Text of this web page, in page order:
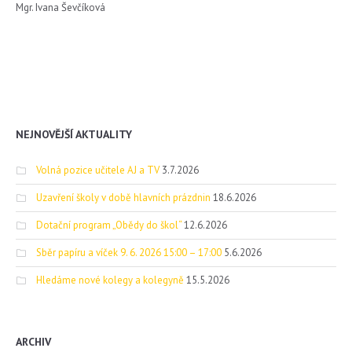
Mgr. Ivana Ševčíková
NEJNOVĚJŠÍ AKTUALITY
Volná pozice učitele AJ a TV 3.7.2026
Uzavření školy v době hlavních prázdnin 18.6.2026
Dotační program „Obědy do škol“12.6.2026
Sběr papíru a víček 9. 6. 2026 15:00 – 17:00 5.6.2026
Hledáme nové kolegy a kolegyně 15.5.2026
ARCHIV